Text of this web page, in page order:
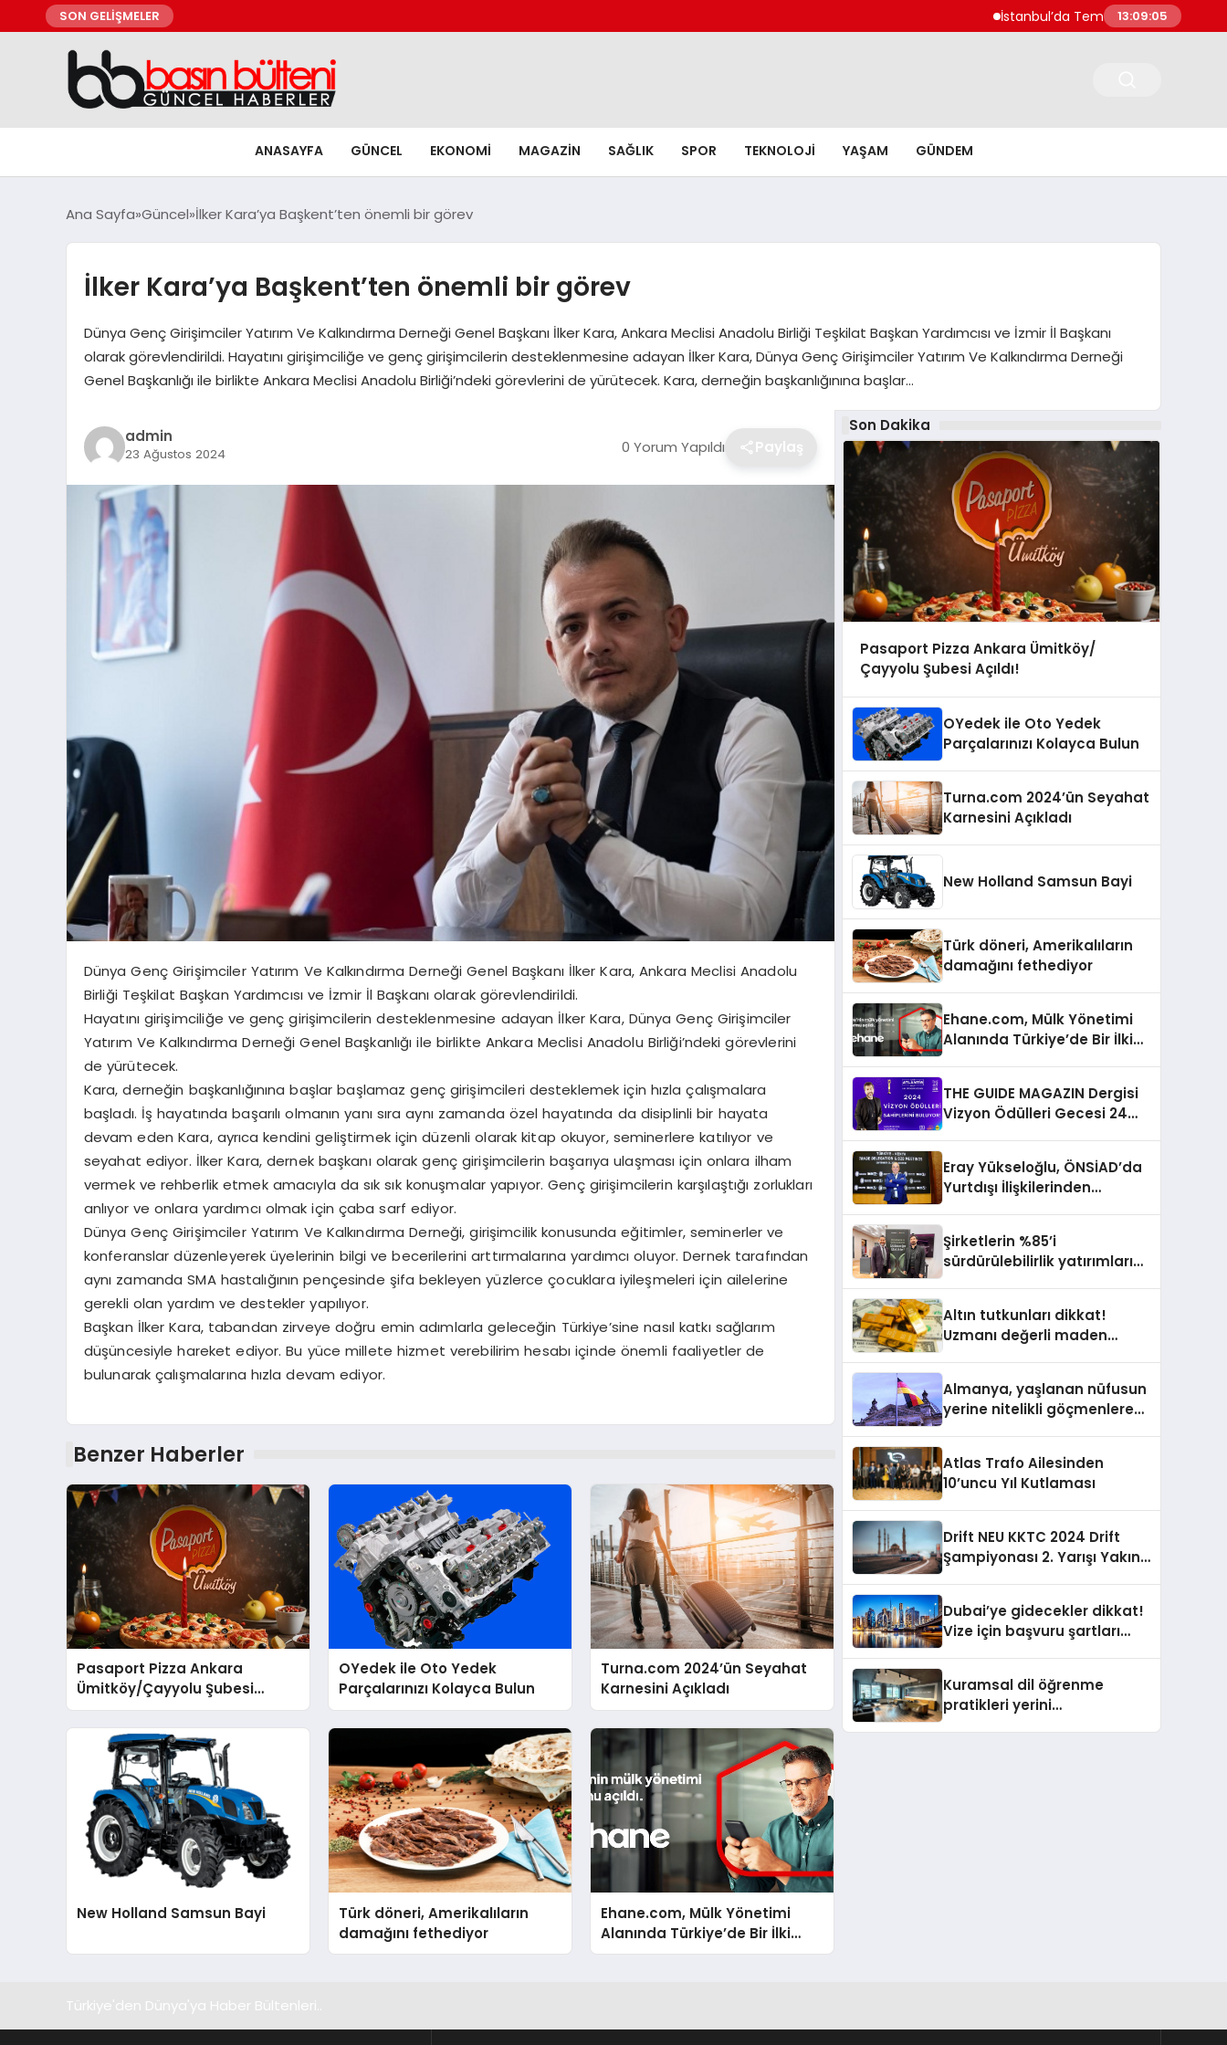
SON GELİŞMELER İstanbul’da Temmuz Ayı Fiyat Hareketleri
13:09:06
ANASAYFA GÜNCEL EKONOMI MAGAZIN SAĞLIK SPOR TEKNOLOJI YAŞAM GÜNDEM
Ana Sayfa Güncel İlker Kara’ya Başkent’ten önemli bir görev
İlker Kara’ya Başkent’ten önemli bir görev
Dünya Genç Girişimciler Yatırım Ve Kalkındırma Derneği Genel Başkanı İlker Kara, Ankara Meclisi Anadolu Birliği Teşkilat Başkan Yardımcısı ve İzmir İl Başkanı
olarak görevlendirildi. Hayatını girişimciliğe ve genç girişimcilerin desteklenmesine adayan İlker Kara, Dünya Genç Girişimciler Yatırım Ve Kalkındırma Derneği
Genel Başkanlığı ile birlikte Ankara Meclisi Anadolu Birliği’ndeki görevlerini de yürütecek. Kara, derneğin başkanlığınına başlar…
admin
23 Ağustos 2024 0 Yorum Yapıldı Paylaş
Dünya Genç Girişimciler Yatırım Ve Kalkındırma Derneği Genel Başkanı İlker Kara, Ankara Meclisi Anadolu
Birliği Teşkilat Başkan Yardımcısı ve İzmir İl Başkanı olarak görevlendirildi.
Hayatını girişimciliğe ve genç girişimcilerin desteklenmesine adayan İlker Kara, Dünya Genç Girişimciler
Yatırım Ve Kalkındırma Derneği Genel Başkanlığı ile birlikte Ankara Meclisi Anadolu Birliği’ndeki görevlerini
de yürütecek.
Kara, derneğin başkanlığınına başlar başlamaz genç girişimcileri desteklemek için hızla çalışmalara
başladı. İş hayatında başarılı olmanın yanı sıra aynı zamanda özel hayatında da disiplinli bir hayata
devam eden Kara, ayrıca kendini geliştirmek için düzenli olarak kitap okuyor, seminerlere katılıyor ve
seyahat ediyor. İlker Kara, dernek başkanı olarak genç girişimcilerin başarıya ulaşması için onlara ilham
vermek ve rehberlik etmek amacıyla da sık sık konuşmalar yapıyor. Genç girişimcilerin karşılaştığı zorlukları
anlıyor ve onlara yardımcı olmak için çaba sarf ediyor.
Dünya Genç Girişimciler Yatırım Ve Kalkındırma Derneği, girişimcilik konusunda eğitimler, seminerler ve
konferanslar düzenleyerek üyelerinin bilgi ve becerilerini arttırmalarına yardımcı oluyor. Dernek tarafından
aynı zamanda SMA hastalığının pençesinde şifa bekleyen yüzlerce çocuklara iyileşmeleri için ailelerine
gerekli olan yardım ve destekler yapılıyor.
Başkan İlker Kara, tabandan zirveye doğru emin adımlarla geleceğin Türkiye’sine nasıl katkı sağlarım
düşüncesiyle hareket ediyor. Bu yüce millete hizmet verebilirim hesabı içinde önemli faaliyetler de
bulunarak çalışmalarına hızla devam ediyor.
Benzer Haberler
Pasaport Pizza Ankara
Ümitköy/Çayyolu Şubesi
Açıldı!
OYedek ile Oto Yedek
Parçalarınızı Kolayca Bulun
Turna.com 2024’ün Seyahat
Karnesini Açıkladı
New Holland Samsun Bayi
Türk döneri, Amerikalıların
damağını fethediyor
Ehane.com, Mülk Yönetimi
Alanında Türkiye’de Bir İlki
Gerçekleştirmek İçin Yayında
Son Dakika
Pasaport Pizza Ankara Ümitköy/
Çayyolu Şubesi Açıldı!
OYedek ile Oto Yedek
Parçalarınızı Kolayca Bulun
Turna.com 2024’ün Seyahat
Karnesini Açıkladı
New Holland Samsun Bayi
Türk döneri, Amerikalıların
damağını fethediyor
Ehane.com, Mülk Yönetimi
Alanında Türkiye’de Bir İlki
THE GUIDE MAGAZIN Dergisi
Vizyon Ödülleri Gecesi 24
Eray Yükseloğlu, ÖNSİAD’da
Yurtdışı İlişkilerinden
Şirketlerin %85’i
sürdürülebilirlik yatırımlarını
Altın tutkunları dikkat!
Uzmanı değerli maden
Almanya, yaşlanan nüfusun
yerine nitelikli göçmenlere
Atlas Trafo Ailesinden
10’uncu Yıl Kutlaması
Drift NEU KKTC 2024 Drift
Şampiyonası 2. Yarışı Yakın
Dubai’ye gidecekler dikkat!
Vize için başvuru şartları
Kuramsal dil öğrenme
pratikleri yerini
Türkiye'den Dünya'ya Haber Bültenleri..